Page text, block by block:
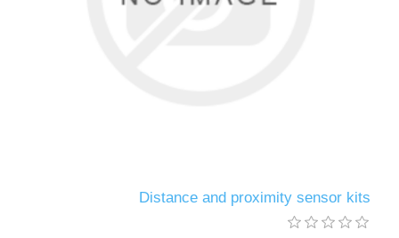
Distance and proximity sensor kits